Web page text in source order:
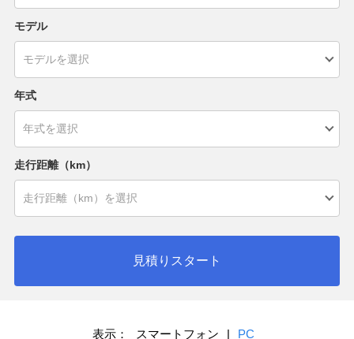
モデル
年式
走行距離（km）
見積りスタート
表示： スマートフォン | PC